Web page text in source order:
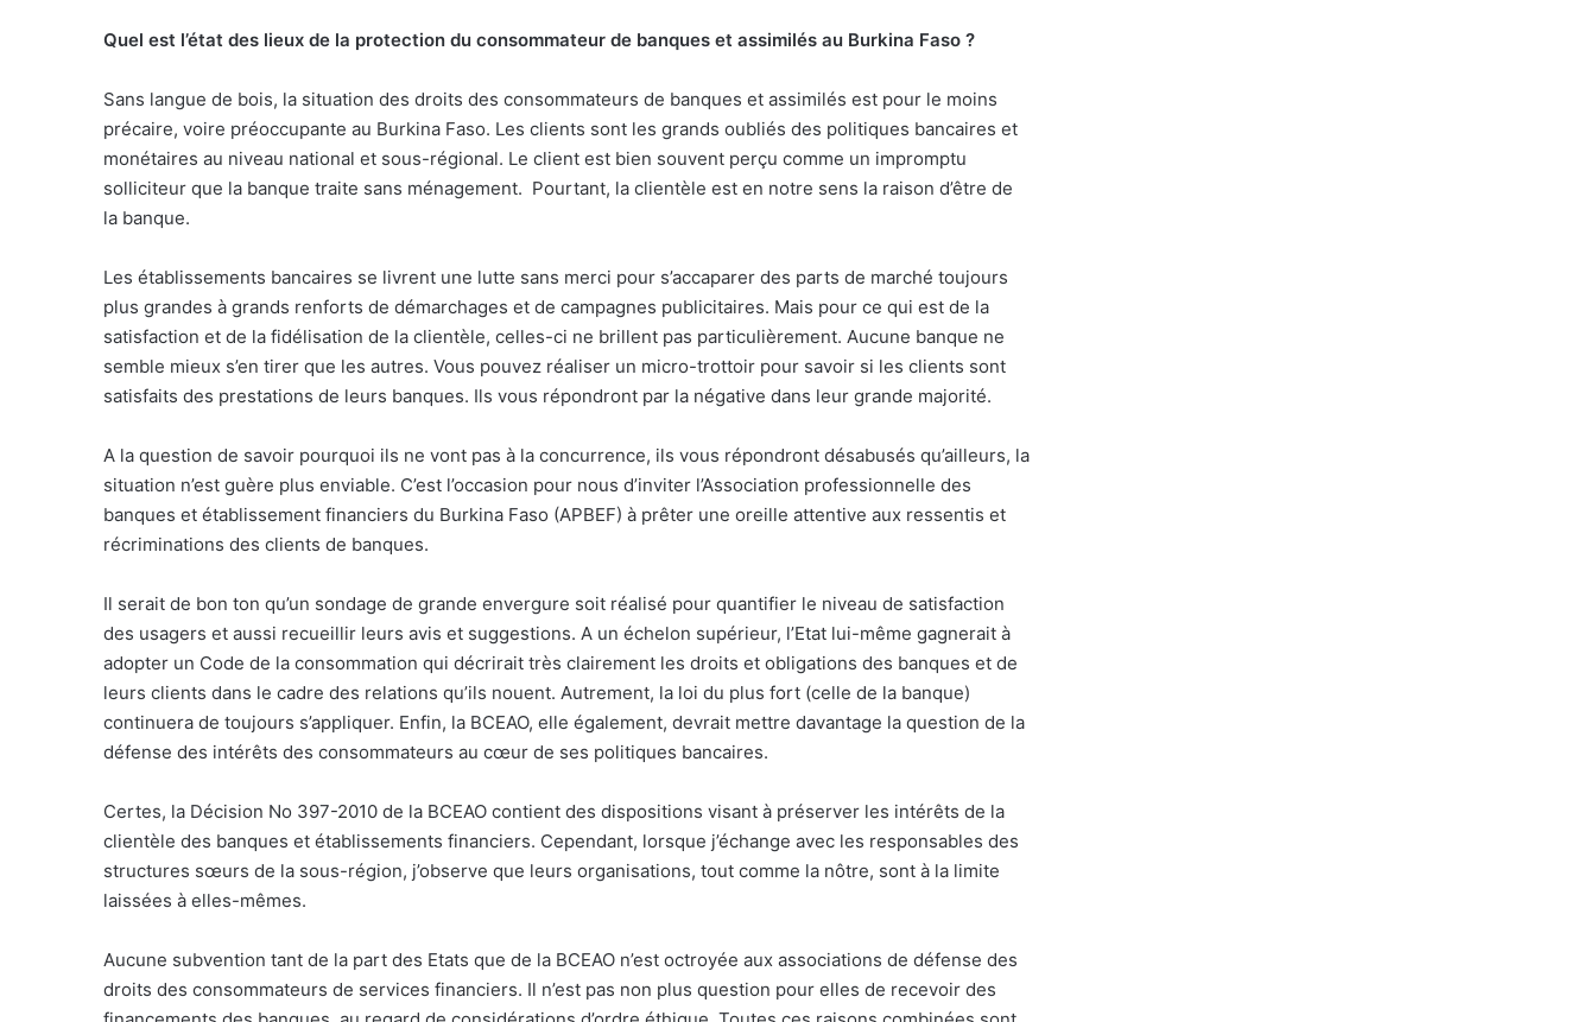
Quel est l’état des lieux de la protection du consommateur de banques et assimilés au Burkina Faso ?
Sans langue de bois, la situation des droits des consommateurs de banques et assimilés est pour le moins
précaire, voire préoccupante au Burkina Faso. Les clients sont les grands oubliés des politiques bancaires et
monétaires au niveau national et sous-régional. Le client est bien souvent perçu comme un impromptu
solliciteur que la banque traite sans ménagement. Pourtant, la clientèle est en notre sens la raison d’être de
la banque.
Les établissements bancaires se livrent une lutte sans merci pour s’accaparer des parts de marché toujours
plus grandes à grands renforts de démarchages et de campagnes publicitaires. Mais pour ce qui est de la
satisfaction et de la fidélisation de la clientèle, celles-ci ne brillent pas particulièrement. Aucune banque ne
semble mieux s’en tirer que les autres. Vous pouvez réaliser un micro-trottoir pour savoir si les clients sont
satisfaits des prestations de leurs banques. Ils vous répondront par la négative dans leur grande majorité.
A la question de savoir pourquoi ils ne vont pas à la concurrence, ils vous répondront désabusés qu’ailleurs, la
situation n’est guère plus enviable. C’est l’occasion pour nous d’inviter l’Association professionnelle des
banques et établissement financiers du Burkina Faso (APBEF) à prêter une oreille attentive aux ressentis et
récriminations des clients de banques.
Il serait de bon ton qu’un sondage de grande envergure soit réalisé pour quantifier le niveau de satisfaction
des usagers et aussi recueillir leurs avis et suggestions. A un échelon supérieur, l’Etat lui-même gagnerait à
adopter un Code de la consommation qui décrirait très clairement les droits et obligations des banques et de
leurs clients dans le cadre des relations qu’ils nouent. Autrement, la loi du plus fort (celle de la banque)
continuera de toujours s’appliquer. Enfin, la BCEAO, elle également, devrait mettre davantage la question de la
défense des intérêts des consommateurs au cœur de ses politiques bancaires.
Certes, la Décision No 397-2010 de la BCEAO contient des dispositions visant à préserver les intérêts de la
clientèle des banques et établissements financiers. Cependant, lorsque j’échange avec les responsables des
structures sœurs de la sous-région, j’observe que leurs organisations, tout comme la nôtre, sont à la limite
laissées à elles-mêmes.
Aucune subvention tant de la part des Etats que de la BCEAO n’est octroyée aux associations de défense des
droits des consommateurs de services financiers. Il n’est pas non plus question pour elles de recevoir des